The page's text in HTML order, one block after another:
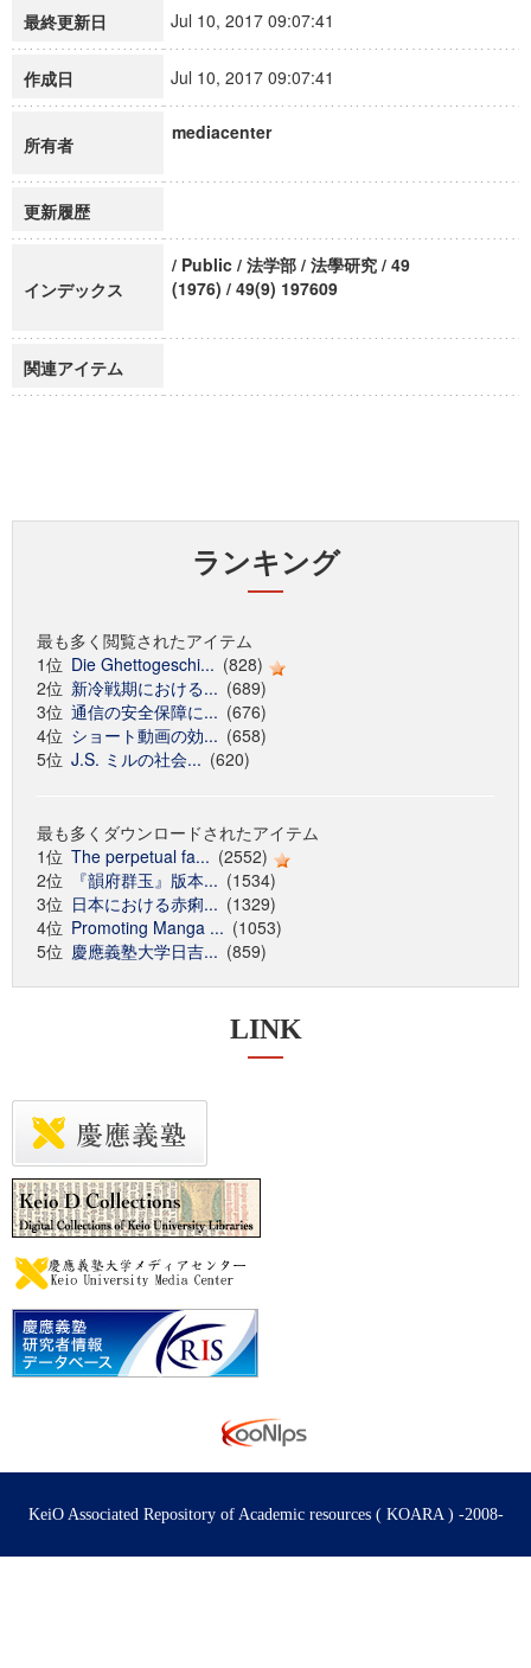
最終更新日 Jul 10, 2017 09:07:41
作成日 Jul 10, 2017 09:07:41
所有者
mediacenter
更新履歴
インデックス
/ Public / 法学部 / 法學研究 / 49
(1976) / 49(9) 197609
関連アイテム
ランキング
最も多く閲覧されたアイテム
1位 Die Ghettogeschi... (828)
2位 新冷戦期における... (689)
3位 通信の安全保障に... (676)
4位 ショート動画の効... (658)
5位 J.S. ミルの社会... (620)
最も多くダウンロードされたアイテム
1位 The perpetual fa... (2552)
2位
『韻府群玉』版本... (1534)
3位 日本における赤痢... (1329)
4位 Promoting Manga ... (1053)
5位 慶應義塾大学日吉... (859)
LINK
KeiO Associated Repository of Academic resources ( KOARA ) -2008-